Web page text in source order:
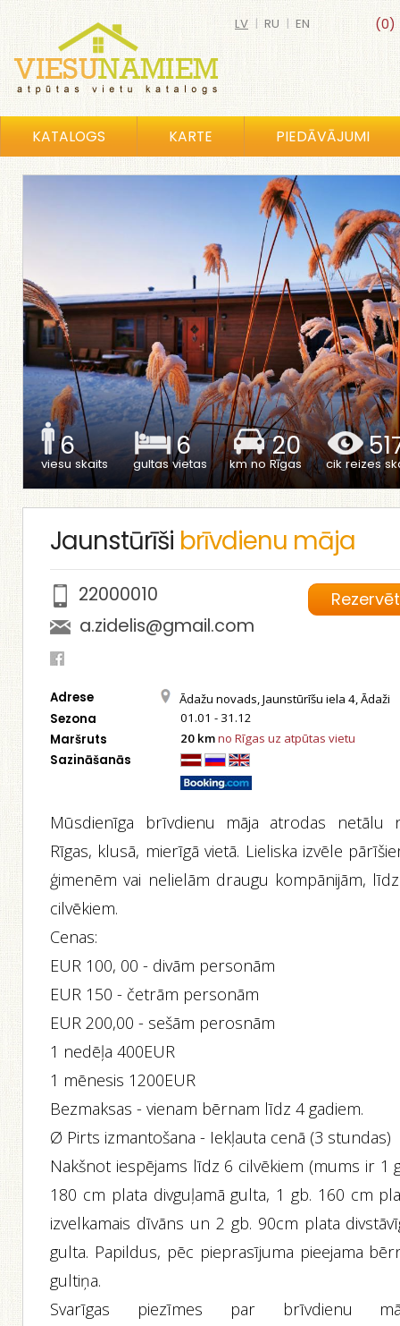
(0)
LV | RU | EN
KATALOGS KARTE PIEDĀVĀJUMI
6
viesu skaits
6
gultas vietas
20
km no Rīgas cik reizes
Jaunstūrīši brīvdienu māja
Rezervēt
22000010
a.zidelis@gmail.com
Adrese Ādažu novads, Jaunstūrīšu iela 4, Ādaži
Sezona 01.01 - 31.12
Maršruts 20 kmno Rīgas uz atpūtas vietu
Sazināšanās
Mūsdienīga brīvdienu māja atrodas netālu
Rīgas, klusā, mierīgā vietā. Lieliska izvēle
ģimenēm vai nelielām draugu kompānijām,
cilvēkiem.
Cenas:
EUR 100, 00 - divām personām
EUR 150 - četrām personām
EUR 200,00 - sešām perosnām
1 nedēļa 400EUR
1 mēnesis 1200EUR
Bezmaksas - vienam bērnam līdz 4 gadiem.
Ø Pirts izmantošana - Iekļauta cenā (3 stundas)
Nakšnot iespējams līdz 6 cilvēkiem (mums ir 1
180 cm plata divguļamā gulta, 1 gb. 160 cm
izvelkamais dīvāns un 2 gb. 90cm plata
gulta. Papildus, pēc pieprasījuma pieejama
gultiņa.
Svarīgas piezīmes par brīvdienu